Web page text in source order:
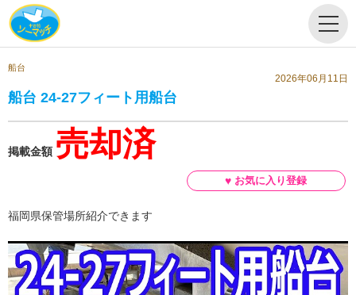
船台
2026年06月11日
船台 24-27フィート用船台
掲載金額 売却済
福岡県保管場所紹介できます